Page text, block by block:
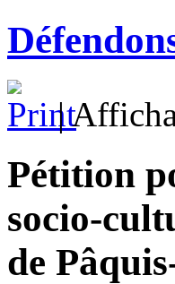
|
Pétition
socio-
de